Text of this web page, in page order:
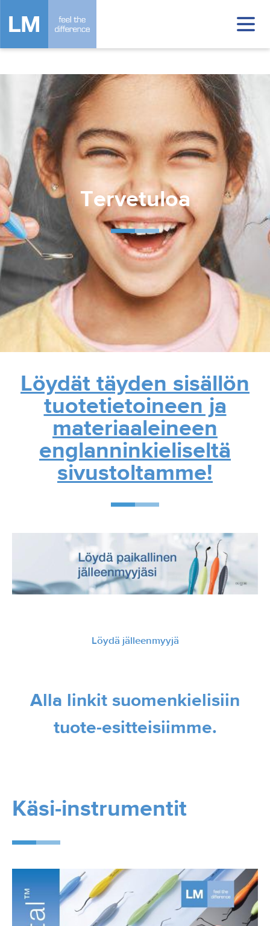
Tervetuloa
Löydät täyden sisällön
tuotetietoineen ja
materiaaleineen
englanninkieliseltä
sivustoltamme!
Löydä jälleenmyyjä
Alla linkit suomenkielisiin
tuote-esitteisiimme.
Käsi-instrumentit